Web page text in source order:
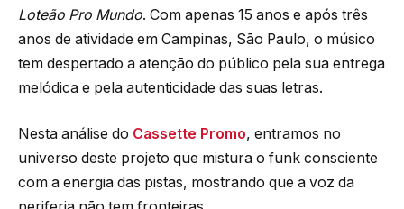
Loteão Pro Mundo. Com apenas 15 anos e após três
anos de atividade em Campinas, São Paulo, o músico
tem despertado a atenção do público pela sua entrega
melódica e pela autenticidade das suas letras.
Nesta análise do Cassette Promo, entramos no
universo deste projeto que mistura o funk consciente
com a energia das pistas, mostrando que a voz da